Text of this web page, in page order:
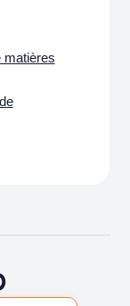
matières